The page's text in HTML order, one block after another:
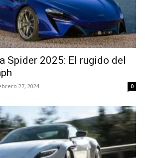
Spider 2025: El rugido del
27, 2024 0